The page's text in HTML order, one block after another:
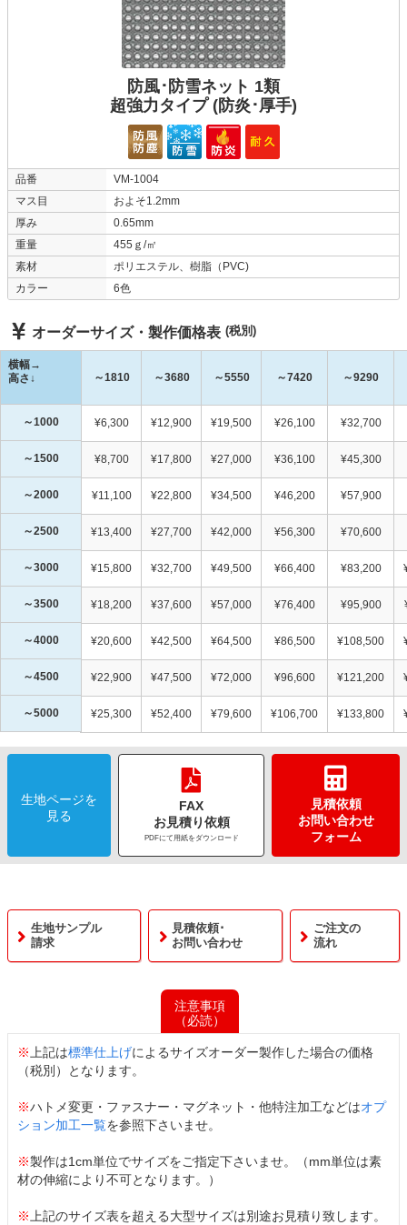
防風･防雪ネット 1類
超強力タイプ (防炎･厚手)
品番
VM-1004
マス目
およそ1.2mm
厚み
0.65mm
重量
455ｇ/㎡
素材
ポリエステル、樹脂（PVC)
カラー
6色
オーダーサイズ・製作価格表 (税別)
横幅→
高さ↓
～1810 ～3680 ～5550 ～7420 ～9290
～1000 ¥6,300 ¥12,900 ¥19,500 ¥26,100 ¥32,700
～1500 ¥8,700 ¥17,800 ¥27,000 ¥36,100 ¥45,300
～2000 ¥11,100 ¥22,800 ¥34,500 ¥46,200 ¥57,900
～2500 ¥13,400 ¥27,700 ¥42,000 ¥56,300 ¥70,600
～3000 ¥15,800 ¥32,700 ¥49,500 ¥66,400 ¥83,200
～3500 ¥18,200 ¥37,600 ¥57,000 ¥76,400 ¥95,900
～4000 ¥20,600 ¥42,500 ¥64,500 ¥86,500 ¥108,500
～4500 ¥22,900 ¥47,500 ¥72,000 ¥96,600 ¥121,200
～5000 ¥25,300 ¥52,400 ¥79,600 ¥106,700 ¥133,800
生地ページを
見る
FAX
お見積り依頼
PDFにて用紙をダウンロード
見積依頼
お問い合わせ
フォーム
注意事項
（必読）
生地サンプル
請求
見積依頼･
お問い合わせ
ご注文の
流れ
※ 上記は標準仕上げによるサイズオーダー製作した場合の価格
（税別）となります。
※ハトメ変更・ファスナー・マグネット・他特注加工などはオプ
ション加工一覧を参照下さいませ。
※製作は1cm単位でサイズをご指定下さいませ。（mm単位は素
材の伸縮により不可となります。）
※ 上記のサイズ表を超える大型サイズは別途お見積り致します。